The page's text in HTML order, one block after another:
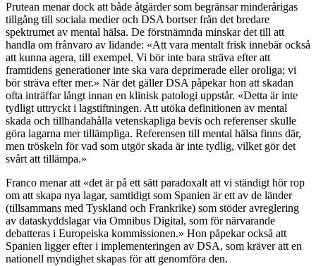
Prutean menar dock att både åtgärder som begränsar minderårigas
tillgång till sociala medier och DSA bortser från det bredare
spektrumet av mental hälsa. De förstnämnda minskar det till att
handla om frånvaro av lidande: «Att vara mentalt frisk innebär också
att kunna agera, till exempel. Vi bör inte bara sträva efter att
framtidens generationer inte ska vara deprimerade eller oroliga; vi
bör sträva efter mer.» När det gäller DSA påpekar hon att skadan
ofta inträffar långt innan en klinisk patologi uppstår. «Detta är inte
tydligt uttryckt i lagstiftningen. Att utöka definitionen av mental
skada och tillhandahålla vetenskapliga bevis och referenser skulle
göra lagarna mer tillämpliga. Referensen till mental hälsa finns där,
men tröskeln för vad som utgör skada är inte tydlig, vilket gör det
svårt att tillämpa.»
Franco menar att «det är på ett sätt paradoxalt att vi ständigt hör rop
om att skapa nya lagar, samtidigt som Spanien är ett av de länder
(tillsammans med Tyskland och Frankrike) som stöder avreglering
av dataskyddslagar via Omnibus Digital, som för närvarande
debatteras i Europeiska kommissionen.» Hon påpekar också att
Spanien ligger efter i implementeringen av DSA, som kräver att en
nationell myndighet skapas för att genomföra den.